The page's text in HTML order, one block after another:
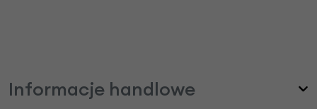
Informacje handlowe